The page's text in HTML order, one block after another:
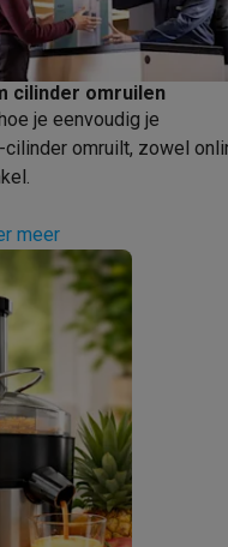
Accessoires
Waterfilterpatronen
Keukengerei &
desserten
Hogedrukreinigers
strijkplankenStrijkplanken
Weerstations
droogkast sets Was-
Huisdierverzorging
Multistylers
cilinder omruilen
je eenvoudig je
omruilt, zowel
meer